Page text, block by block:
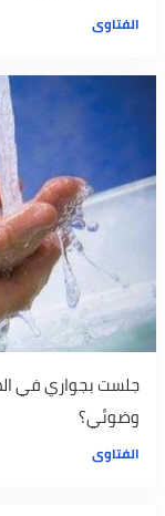
الفتاوى
جلست بجواري في
وضوئي؟
الفتاوى